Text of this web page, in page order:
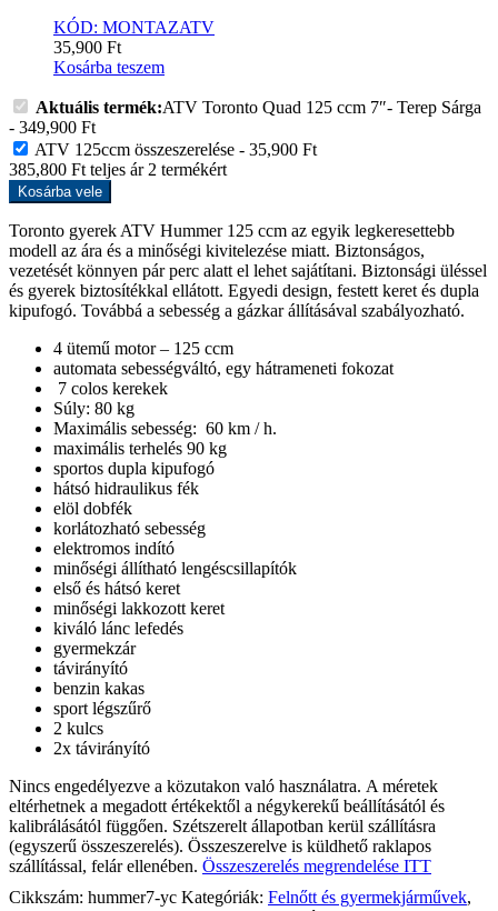
KÓD: MONTAZATV
35,900 Ft
Kosárba teszem
Aktuális termék:ATV Toronto Quad 125 ccm 7″- Terep Sárga
- 349,900 Ft
ATV 125ccm összeszerelése - 35,900 Ft
385,800 Ft teljes ár 2 termékért
Kosárba vele
Toronto gyerek ATV Hummer 125 ccm az egyik legkeresettebb
modell az ára és a minőségi kivitelezése miatt. Biztonságos,
vezetését könnyen pár perc alatt el lehet sajátítani. Biztonsági üléssel
és gyerek biztosítékkal ellátott. Egyedi design, festett keret és dupla
kipufogó. Továbbá a sebesség a gázkar állításával szabályozható.
4 ütemű motor – 125 ccm
automata sebességváltó, egy hátrameneti fokozat
7 colos kerekek
Súly: 80 kg
Maximális sebesség: 60 km / h.
maximális terhelés 90 kg
sportos dupla kipufogó
hátsó hidraulikus fék
elöl dobfék
korlátozható sebesség
elektromos indító
minőségi állítható lengéscsillapítók
első és hátsó keret
minőségi lakkozott keret
kiváló lánc lefedés
gyermekzár
távirányító
benzin kakas
sport légszűrő
2 kulcs
2x távirányító
Nincs engedélyezve a közutakon való használatra. A méretek
eltérhetnek a megadott értékektől a négykerekű beállításától és
kalibrálásától függően. Szétszerelt állapotban kerül szállításra
(egyszerű összeszerelés). Összeszerelve is küldhető raklapos
szállítással, felár ellenében. Összeszerelés megrendelése ITT
Cikkszám: hummer7-yc Kategóriák: Felnőtt és gyermekjárművek,